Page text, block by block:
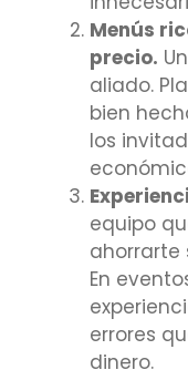
Menús
precio.
aliado.
bien
los
equipo
ahorrarte
En
errores
dinero.